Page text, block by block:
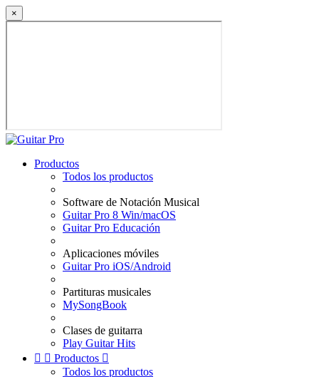
×
Productos
Todos los productos
Software de Notación Musical
Guitar Pro 8 Win/macOS
Guitar Pro Educación
Aplicaciones móviles
Guitar Pro iOS/Android
Partituras musicales
MySongBook
Clases de guitarra
Play Guitar Hits
  Productos 
Todos los productos